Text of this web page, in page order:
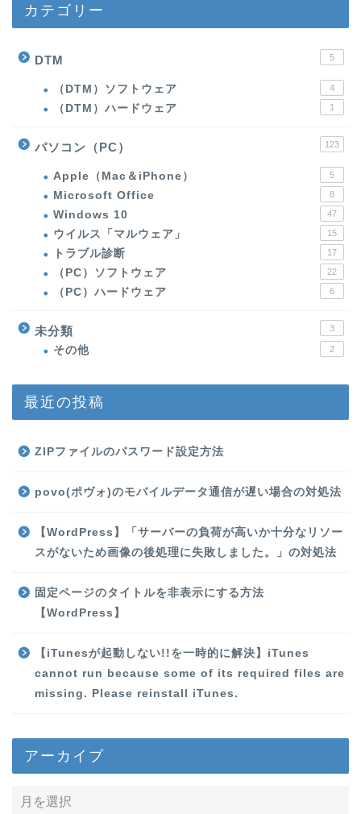
カテゴリー
DTM 5
（DTM）ソフトウェア 4
（DTM）ハードウェア 1
パソコン（PC） 123
Apple（Mac＆iPhone） 5
Microsoft Office 8
Windows 10 47
ウイルス「マルウェア」 15
トラブル診断 17
（PC）ソフトウェア 22
（PC）ハードウェア 6
未分類 3
その他 2
最近の投稿
ZIPファイルのパスワード設定方法
povo(ポヴォ)のモバイルデータ通信が遅い場合の対処法
【WordPress】「サーバーの負荷が高いか十分なリソー
スがないため画像の後処理に失敗しました。」の対処法
固定ページのタイトルを非表示にする方法
【WordPress】
【iTunesが起動しない!!を一時的に解決】iTunes
cannot run because some of its required files are
missing. Please reinstall iTunes.
アーカイブ